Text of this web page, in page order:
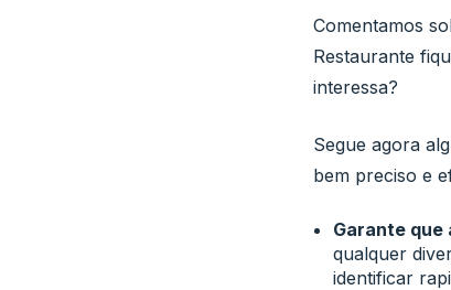
Comentamos
Restaurante
interessa?
Segue agora
bem preciso e
Garante que
qualquer
identificar